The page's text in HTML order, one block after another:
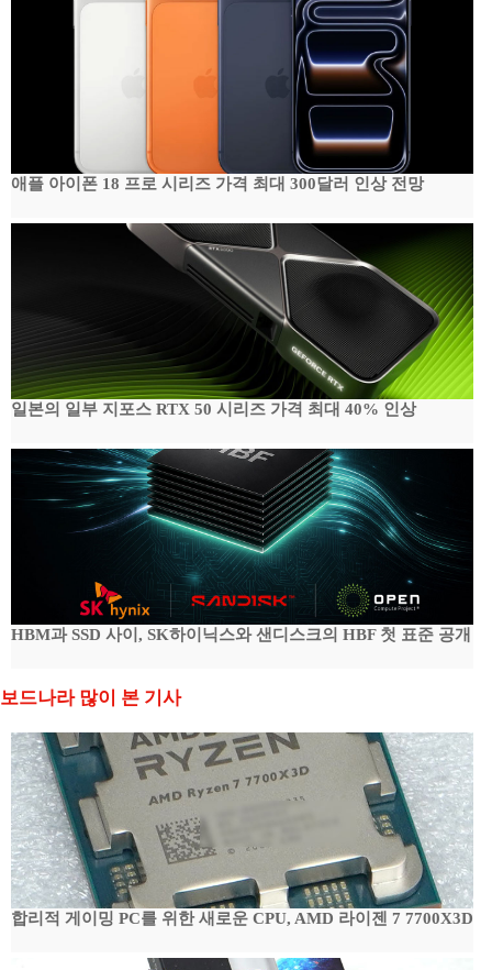
애플 아이폰 18 프로 시리즈 가격 최대 300달러 인상 전망
일본의 일부 지포스 RTX 50 시리즈 가격 최대 40% 인상
HBM과 SSD 사이, SK하이닉스와 샌디스크의 HBF 첫 표준 공개
보드나라 많이 본 기사
합리적 게이밍 PC를 위한 새로운 CPU, AMD 라이젠 7 7700X3D